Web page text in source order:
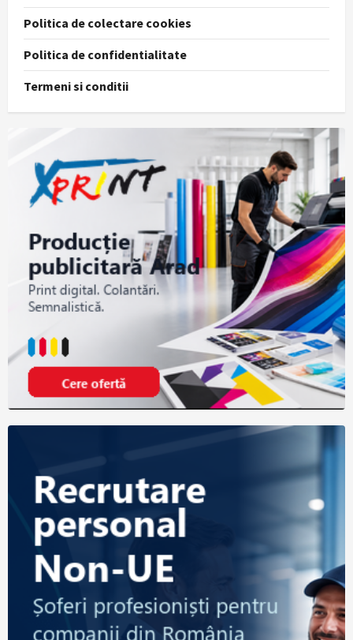
Politica de colectare cookies
Politica de confidentialitate
Termeni si conditii